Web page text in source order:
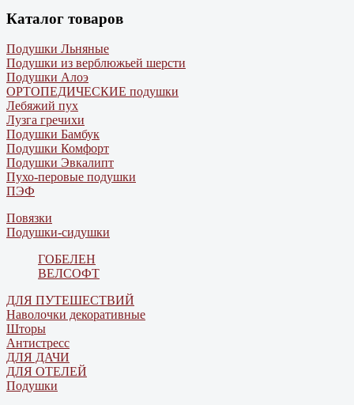
Каталог товаров
Подушки Льняные
Подушки из верблюжьей шерсти
Подушки Алоэ
ОРТОПЕДИЧЕСКИЕ подушки
Лебяжий пух
Лузга гречихи
Подушки Бамбук
Подушки Комфорт
Подушки Эвкалипт
Пухо-перовые подушки
ПЭФ
Повязки
Подушки-сидушки
ГОБЕЛЕН
ВЕЛСОФТ
ДЛЯ ПУТЕШЕСТВИЙ
Наволочки декоративные
Шторы
Антистресс
ДЛЯ ДАЧИ
ДЛЯ ОТЕЛЕЙ
Подушки